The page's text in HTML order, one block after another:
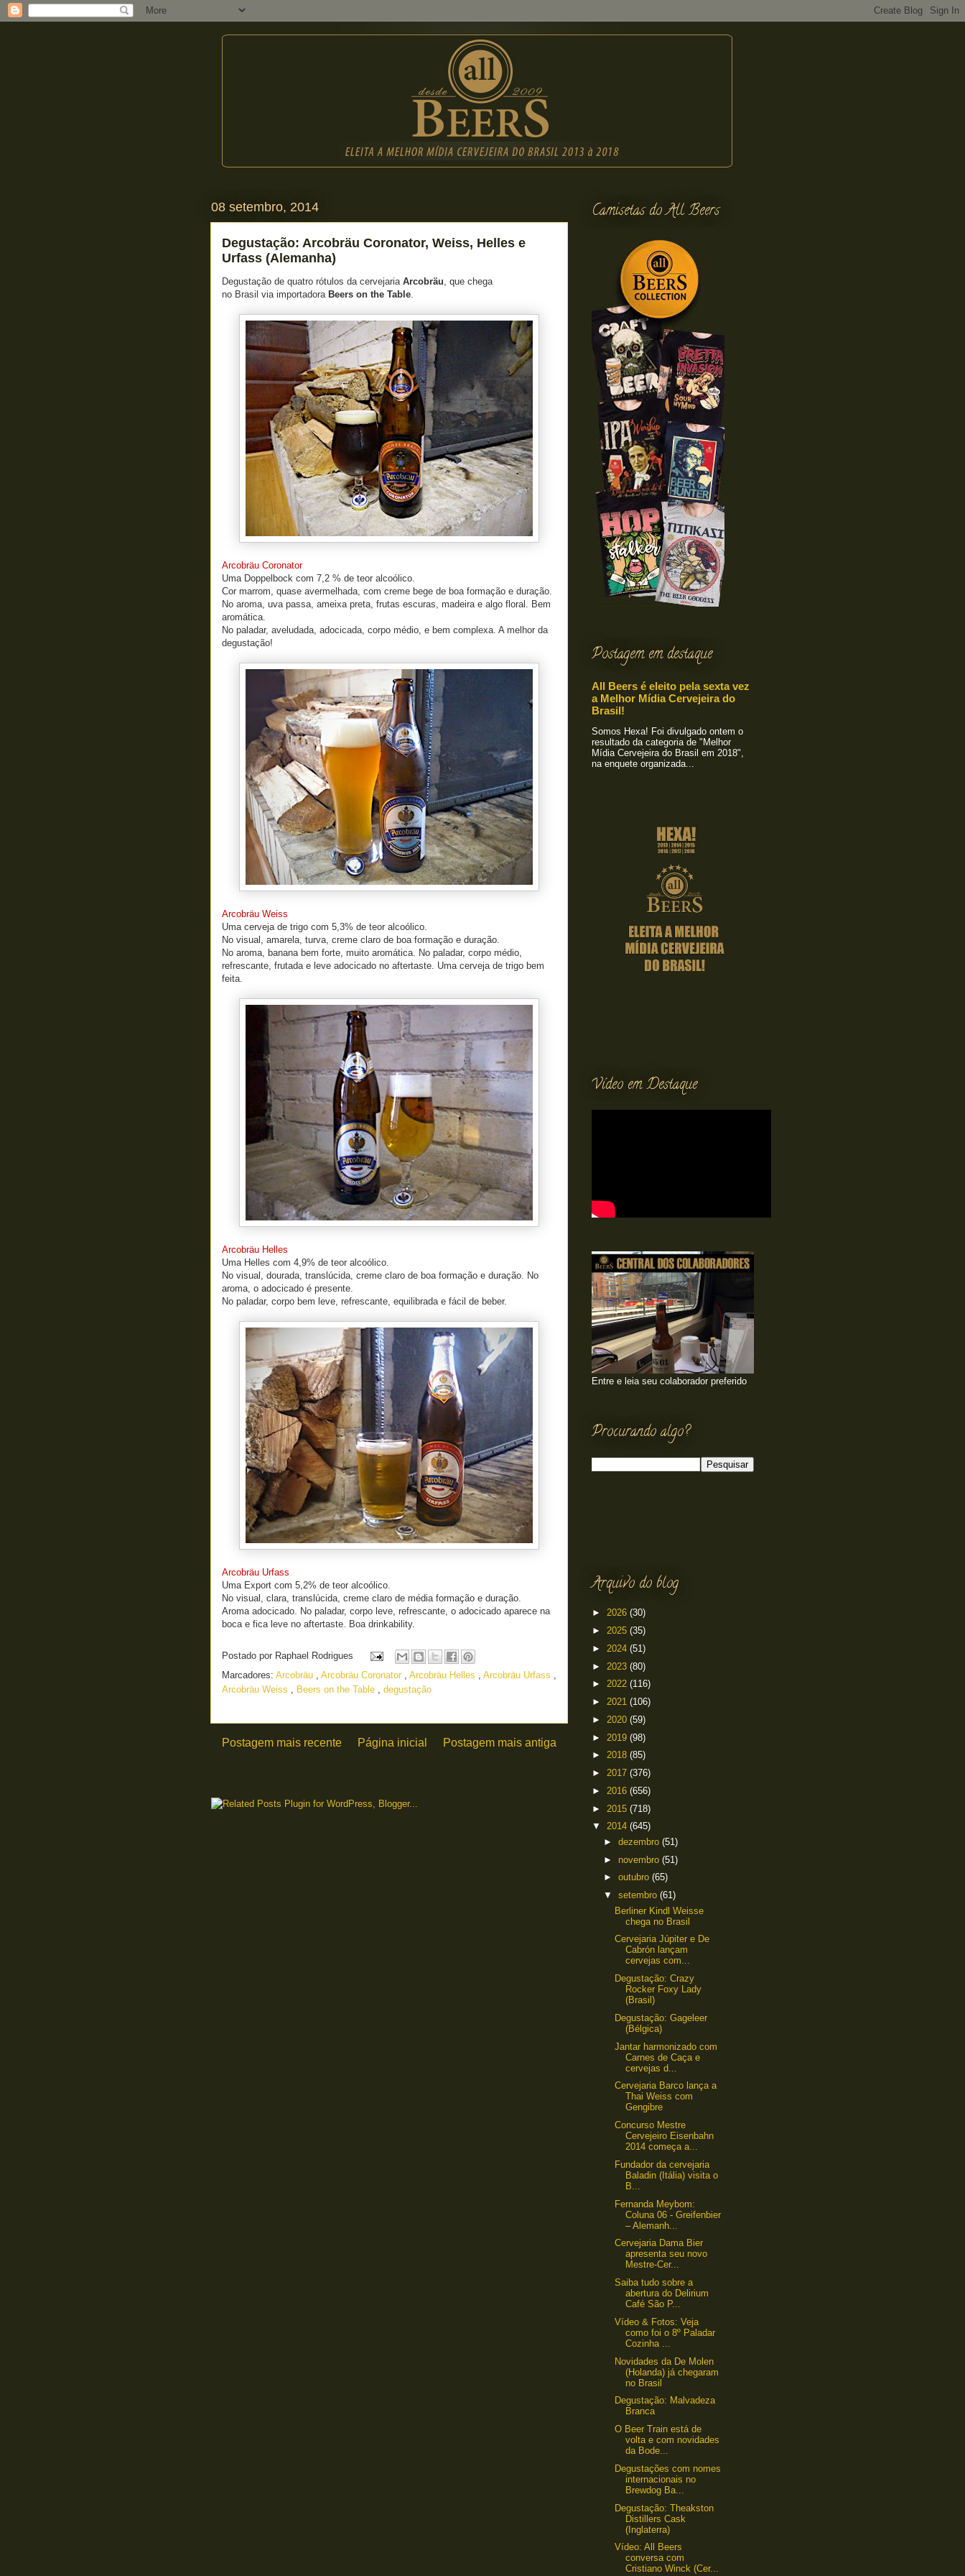
08 setembro, 2014
Degustação: Arcobräu Coronator, Weiss, Helles e
Urfass (Alemanha)
Degustação de quatro rótulos da cervejaria Arcobräu, que chega
no Brasil via importadora Beers on the Table.
Arcobräu Coronator
Uma Doppelbock com 7,2 % de teor alcoólico.
Cor marrom, quase avermelhada, com creme bege de boa formação e duração.
No aroma, uva passa, ameixa preta, frutas escuras, madeira e algo floral. Bem
aromática.
No paladar, aveludada, adocicada, corpo médio, e bem complexa. A melhor da
degustação!
Arcobräu Weiss
Uma cerveja de trigo com 5,3% de teor alcoólico.
No visual, amarela, turva, creme claro de boa formação e duração.
No aroma, banana bem forte, muito aromática. No paladar, corpo médio,
refrescante, frutada e leve adocicado no aftertaste. Uma cerveja de trigo bem
feita.
Arcobräu Helles
Uma Helles com 4,9% de teor alcoólico.
No visual, dourada, translúcida, creme claro de boa formação e duração. No
aroma, o adocicado é presente.
No paladar, corpo bem leve, refrescante, equilibrada e fácil de beber.
Arcobräu Urfass
Uma Export com 5,2% de teor alcoólico.
No visual, clara, translúcida, creme claro de média formação e duração.
Aroma adocicado. No paladar, corpo leve, refrescante, o adocicado aparece na
boca e fica leve no aftertaste. Boa drinkability.
Postado por Raphael Rodrigues
Marcadores: Arcobräu , Arcobräu Coronator , Arcobräu Helles , Arcobräu Urfass ,
Arcobräu Weiss , Beers on the Table , degustação
Postagem mais recente Postagem mais antiga
Página inicial
Camisetas do All Beers
Postagem em destaque
All Beers é eleito pela sexta vez
a Melhor Mídia Cervejeira do
Brasil!
Somos Hexa! Foi divulgado ontem o
resultado da categoria de "Melhor
Mídia Cervejeira do Brasil em 2018",
na enquete organizada...
Vídeo em Destaque
Entre e leia seu colaborador preferido
Procurando algo?
Arquivo do blog
► 2026 (30)
► 2025 (35)
► 2024 (51)
► 2023 (80)
► 2022 (116)
► 2021 (106)
► 2020 (59)
► 2019 (98)
► 2018 (85)
► 2017 (376)
► 2016 (656)
► 2015 (718)
▼ 2014 (645)
► dezembro (51)
► novembro (51)
► outubro (65)
▼ setembro (61)
Berliner Kindl Weisse
chega no Brasil
Cervejaria Júpiter e De
Cabrón lançam
cervejas com...
Degustação: Crazy
Rocker Foxy Lady
(Brasil)
Degustação: Gageleer
(Bélgica)
Jantar harmonizado com
Carnes de Caça e
cervejas d...
Cervejaria Barco lança a
Thai Weiss com
Gengibre
Concurso Mestre
Cervejeiro Eisenbahn
2014 começa a...
Fundador da cervejaria
Baladin (Itália) visita o
B...
Fernanda Meybom:
Coluna 06 - Greifenbier
– Alemanh...
Cervejaria Dama Bier
apresenta seu novo
Mestre-Cer...
Saiba tudo sobre a
abertura do Delirium
Café São P...
Vídeo & Fotos: Veja
como foi o 8º Paladar
Cozinha ...
Novidades da De Molen
(Holanda) já chegaram
no Brasil
Degustação: Malvadeza
Branca
O Beer Train está de
volta e com novidades
da Bode...
Degustações com nomes
internacionais no
Brewdog Ba...
Degustação: Theakston
Distillers Cask
(Inglaterra)
Vídeo: All Beers
conversa com
Cristiano Winck (Cer...